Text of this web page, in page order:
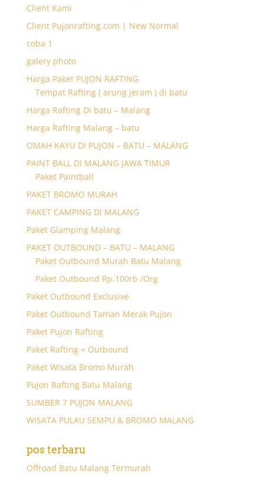
Client Kami
Client Pujonrafting.com | New Normal
coba 1
galery photo
Harga Paket PUJON RAFTING
Tempat Rafting ( arung jeram ) di batu
Harga Rafting Di batu – Malang
Harga Rafting Malang – batu
OMAH KAYU DI PUJON – BATU – MALANG
PAINT BALL DI MALANG JAWA TIMUR
Paket Paintball
PAKET BROMO MURAH
PAKET CAMPING DI MALANG
Paket Glamping Malang
PAKET OUTBOUND – BATU – MALANG
Paket Outbound Murah Batu Malang
Paket Outbound Rp.100rb /Org
Paket Outbound Exclusive
Paket Outbound Taman Merak Pujon
Paket Pujon Rafting
Paket Rafting + Outbound
Paket Wisata Bromo Murah
Pujon Rafting Batu Malang
SUMBER 7 PUJON MALANG
WISATA PULAU SEMPU & BROMO MALANG
pos terbaru
Offroad Batu Malang Termurah